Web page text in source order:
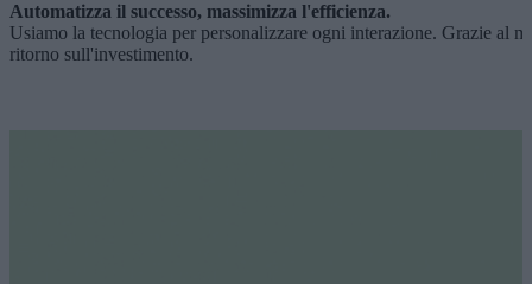
Automatizza il successo, massimizza l'efficienza.
Usiamo la tecnologia per personalizzare ogni interazione. Grazie al
ritorno sull'investimento.